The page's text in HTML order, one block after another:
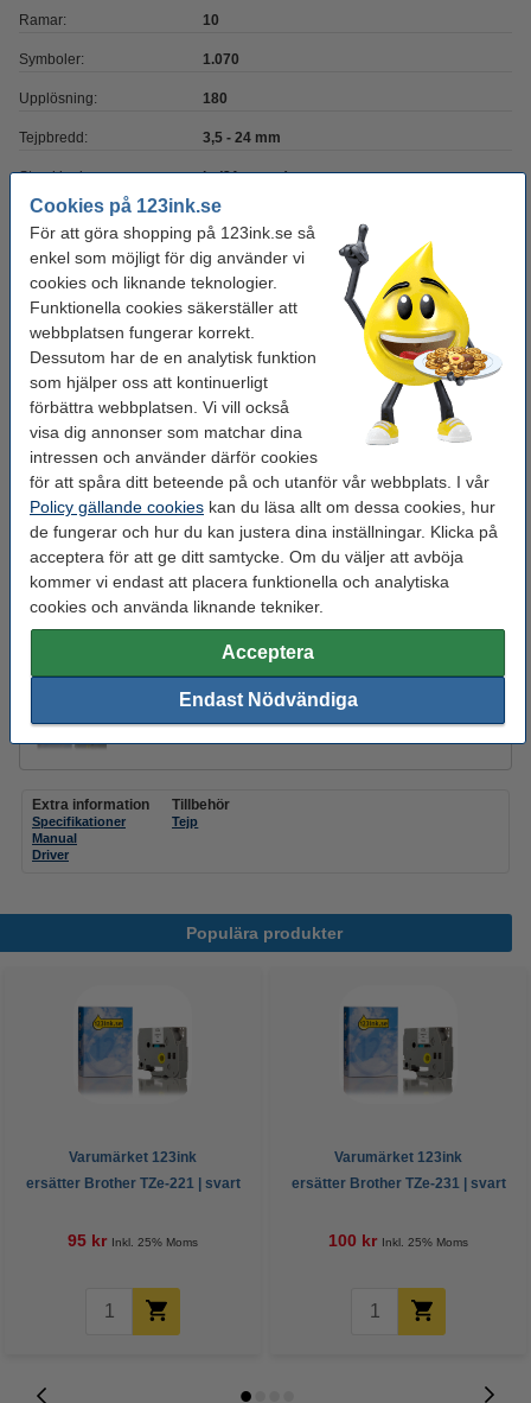
Cookies på 123ink.se
För att göra shopping på 123ink.se så
enkel som möjligt för dig använder vi
cookies och liknande teknologier.
Funktionella cookies säkerställer att
webbplatsen fungerar korrekt.
Dessutom har de en analytisk funktion
som hjälper oss att kontinuerligt
förbättra webbplatsen. Vi vill också
visa dig annonser som matchar dina
intressen och använder därför cookies
för att spåra ditt beteende på och utanför vår webbplats. I vår
Policy gällande cookies kan du läsa allt om dessa cookies, hur
de fungerar och hur du kan justera dina inställningar. Klicka på
acceptera för att ge ditt samtycke. Om du väljer att avböja
kommer vi endast att placera funktionella och analytiska
cookies och använda liknande tekniker.
Acceptera
Endast Nödvändiga
Ramar: 10
Symboler: 1.070
Upplösning: 180
Tejpbredd: 3,5 - 24 mm
Streckkoder: ja (21 sorter)
Anslutning: Bluetooth
Mobilutskrift: ja (mobil utskrifts-app)
Windows / iOS / Android
Strömförsörjning: li-on batteri (inkl.)
Glöm inte att beställa tejp!
Varumärket 123ink ersätter Brother TZe-231 |
svart text - vit märkband | 12mm x 8m
100 kr
Varumärket 123ink ersätter Brother TZe-231 |
svart text - vit märkband | 12mm x 8m | 5st
450 kr
Varumärket 123ink ersätter Brother TZe-221 |
svart text - vit märkband | 9mm x 8m | 5st
Varumärket 123ink ersätter Brother TZe-251 |
Extra information
Specifikationer
Manual
Driver
Tillbehör
Tejp
Populära produkter
Varumärket 123ink
ersätter Brother TZe-221 | svart
95 kr Inkl. 25% Moms
Varumärket 123ink
ersätter Brother TZe-231 | svart
100 kr Inkl. 25% Moms